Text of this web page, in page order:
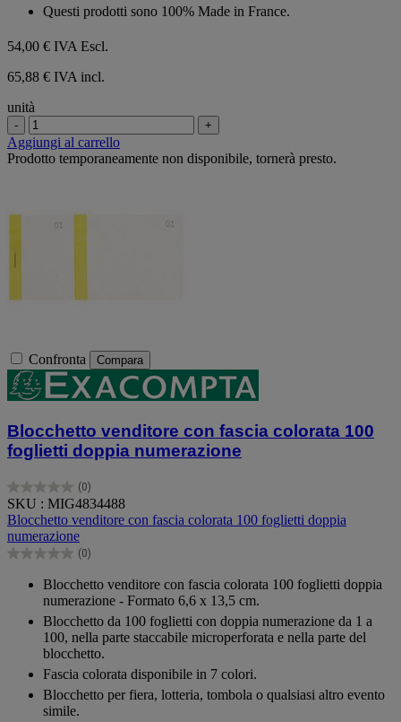
Questi prodotti sono 100% Made in France.
54,00 € IVA Escl.
65,88 € IVA incl.
unità
- +
Aggiungi al carrello
Prodotto temporaneamente non disponibile, tornerà presto.
Confronta Compara
Blocchetto venditore con fascia colorata 100
foglietti doppia numerazione
(0)
0.0
su
5
stelle.
SKU : MIG4834488
Blocchetto venditore con fascia colorata 100 foglietti doppia
numerazione
(0)
0.0
Blocchetto venditore con fascia colorata 100 foglietti doppia
numerazione - Formato 6,6 x 13,5 cm.
Blocchetto da 100 foglietti con doppia numerazione da 1 a
100, nella parte staccabile microperforata e nella parte del
blocchetto.
Fascia colorata disponibile in 7 colori.
Blocchetto per fiera, lotteria, tombola o qualsiasi altro evento
simile.